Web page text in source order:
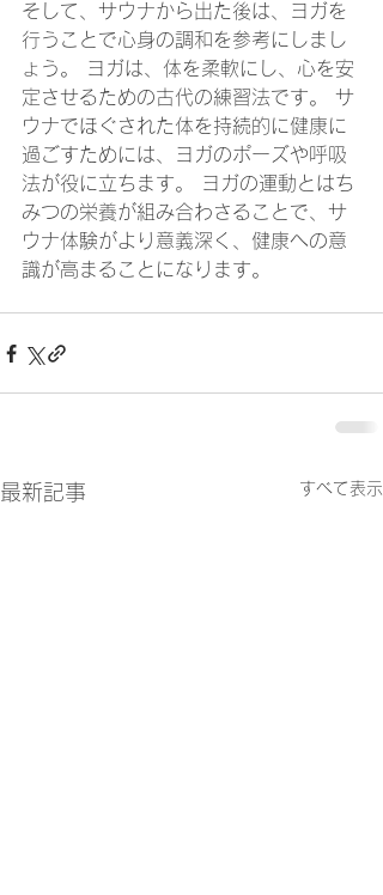
そして、サウナから出た後は、ヨガを
行うことで心身の調和を参考にしまし
ょう。 ヨガは、体を柔軟にし、心を安
定させるための古代の練習法です。 サ
ウナでほぐされた体を持続的に健康に
過ごすためには、ヨガのポーズや呼吸
法が役に立ちます。 ヨガの運動とはち
みつの栄養が組み合わさることで、サ
ウナ体験がより意義深く、健康への意
識が高まることになります。
最新記事 すべて表示